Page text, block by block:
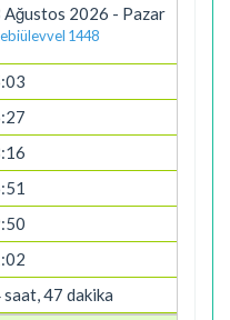
Ağustos 2026 - Pazar
1448
saat, 47 dakika